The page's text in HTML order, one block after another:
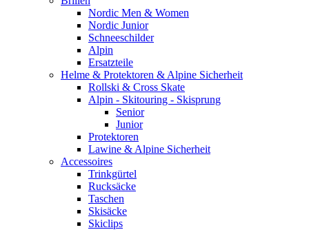
Nordic Men & Women
Nordic Junior
Schneeschilder
Alpin
Ersatzteile
Helme & Protektoren & Alpine Sicherheit
Rollski & Cross Skate
Alpin - Skitouring - Skisprung
Senior
Junior
Protektoren
Lawine & Alpine Sicherheit
Accessoires
Trinkgürtel
Rucksäcke
Taschen
Skisäcke
Skiclips